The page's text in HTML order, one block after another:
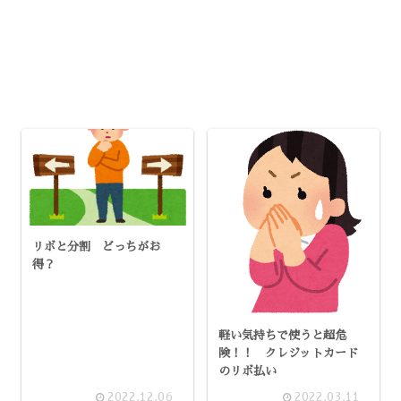
リボと分割 どっちがお
得？
2022.12.06
軽い気持ちで使うと超危
険！！ クレジットカード
のリボ払い
2022.03.11